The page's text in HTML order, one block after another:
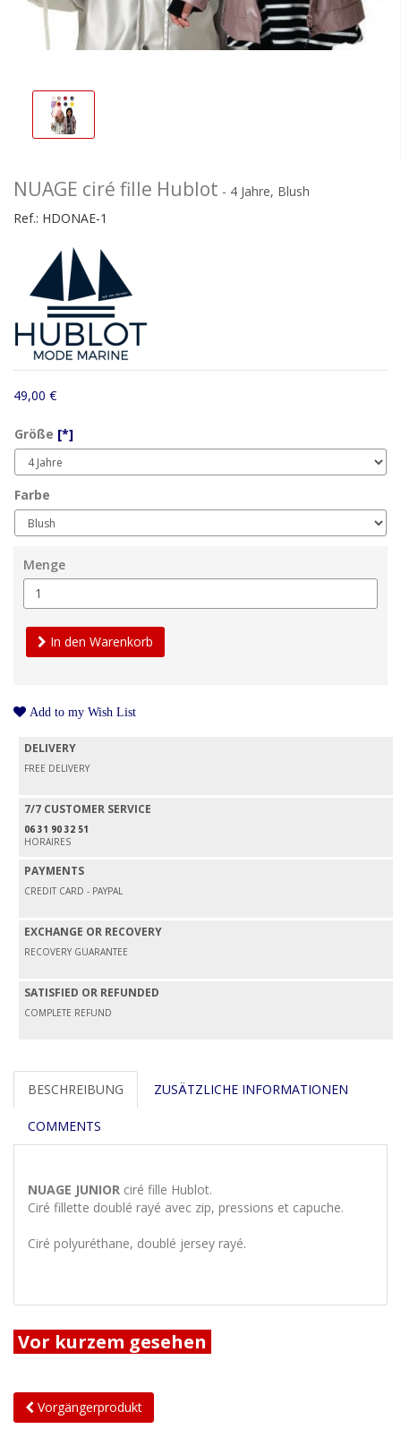
NUAGE ciré fille Hublot - 4 Jahre, Blush
Ref.: HDONAE-1
49,00 €
Größe [*]
Farbe
Menge
In den Warenkorb
Add to my Wish List
DELIVERY
FREE DELIVERY
7/7 CUSTOMER SERVICE
06 31 90 32 51
HORAIRES
PAYMENTS
CREDIT CARD - PAYPAL
EXCHANGE OR RECOVERY
RECOVERY GUARANTEE
SATISFIED OR REFUNDED
COMPLETE REFUND
BESCHREIBUNG ZUSÄTZLICHE INFORMATIONEN
COMMENTS
NUAGE JUNIOR ciré fille Hublot.
Ciré fillette doublé rayé avec zip, pressions et capuche.
Ciré polyuréthane, doublé jersey rayé.
Vor kurzem gesehen
Vorgängerprodukt